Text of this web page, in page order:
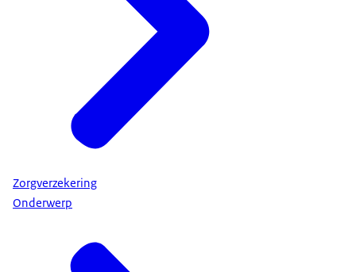
Hulp bij aanvragen van
zorgtoeslag
U kunt hulp krijgen als u een zorgtoeslag wilt
aanvragen. Dat kan bij:
• een toeslagenservicepunt. Dit zijn bijvoorbeeld
• een bibliotheek. Kijk of de bibliotheek in uw
buurt kan helpen.
met een gebarentolk of iemand die uw tekst
voorleest. Bel daarvoor met KPN Teletolk.
Zorgverzekering
Onderwerp